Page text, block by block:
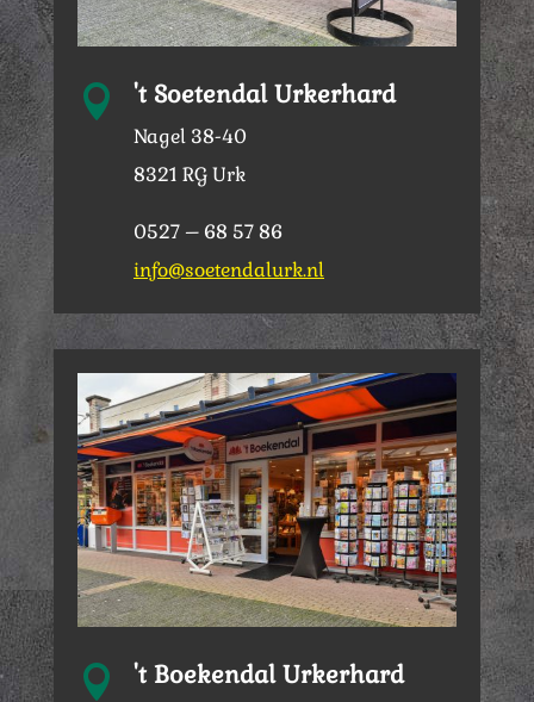
 't Soetendal Urkerhard
Nagel 38-40
8321 RG Urk
0527 – 68 57 86
info@soetendalurk.nl
 't Boekendal Urkerhard